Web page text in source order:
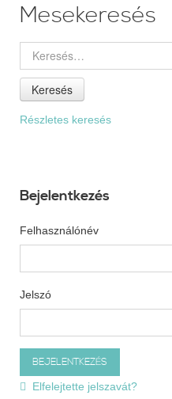
Mesekeresés
Keresés
Részletes keresés
Bejelentkezés
Felhasználónév
Jelszó
Elfelejtette jelszavát?